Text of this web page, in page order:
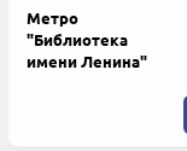
Метро
"Библиотека
имени Ленина"